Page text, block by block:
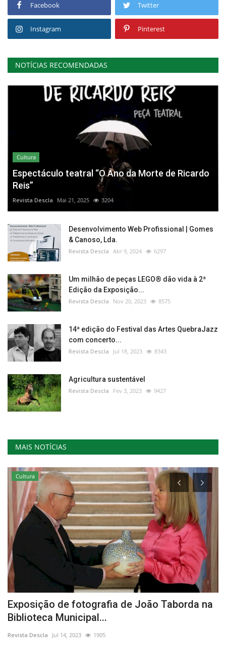
Facebook Twitter
Instagram Pinterest
NOTÍCIAS RECOMENDADAS
Cultura
Espectáculo teatral “O Ano da Morte de Ricardo
Reis”
Revista Descla Mai 21, 2025 3204
Desenvolvimento Web Profissional | Gomes
& Canoso, Lda.
Revista Descla Abr 9, 2024 6297
Um milhão de peças LEGO® dão vida à 2ª
Edição da Exposição...
Revista Descla Nov 20, 2023 8575
14ª edição do Festival das Artes QuebraJazz
com concerto...
Revista Descla Jul 18, 2023 8343
Agricultura sustentável
Revista Descla Fev 3, 2023 9427
MAIS NOTÍCIAS
Cultura
Exposição de fotografia de João Taborda na
Biblioteca Municipal...
Revista Descla Jul 14, 2023 1905